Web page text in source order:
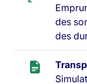
des
des